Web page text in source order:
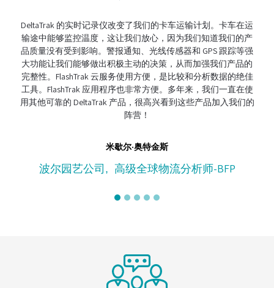
的实时记录仪改变了我们的卡车运输计划。卡车在运
够监控温度，这让我们放心，因为我们知道我们的产
有受到影响。警报通知、光线传感器和 GPS 跟踪等强
我们能够做出积极主动的决策，从而加强我们产品的
FlashTrak 云服务使用方便，是比较和分析数据的绝佳
应用程序也非常方便。多年来，我们一直在使
靠的 DeltaTrak 产品，很高兴看到这些产品加入我们的
米歇尔·奥特金斯
尔园艺公司,高级全球物流分析师-BFP
说到（供应链中
伙伴。实时记
义。它对用户
复杂性，拥有